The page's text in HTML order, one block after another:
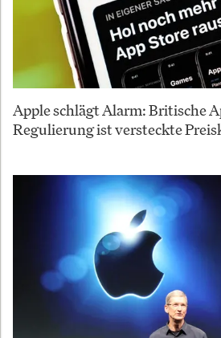
Apple schlägt Alarm: Britische
Regulierung ist versteckte